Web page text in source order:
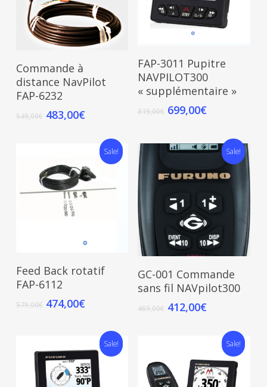
Add To Cart
Commande à
distance NavPilot
FAP-6232
549,00€ 483,00€
Add To Cart
FAP-3011 Pupitre
NAVPILOT300
« supplémentaire »
819,00€ 699,00€
Sale!
Add To Cart
Feed Back rotatif
FAP-6112
579,00€ 474,00€
Sale!
Add To Cart
GC-001 Commande
sans fil NAVpilot300
469,00€ 412,00€
Sale! Sale!